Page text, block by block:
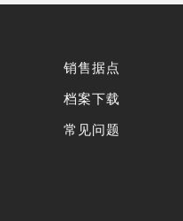
销售据点
档案下载
常见问题